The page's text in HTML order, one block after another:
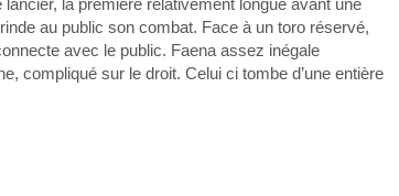
au public son combat. Face à un toro réservé,
avec le public. Faena assez inégale
compliqué sur le droit. Celui ci tombe d’une entière